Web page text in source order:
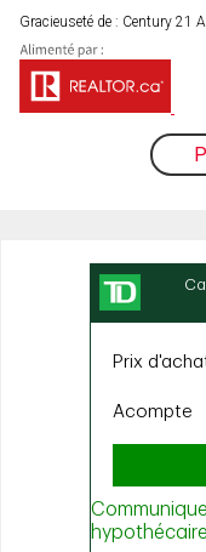
Gracieuseté de : Century 21